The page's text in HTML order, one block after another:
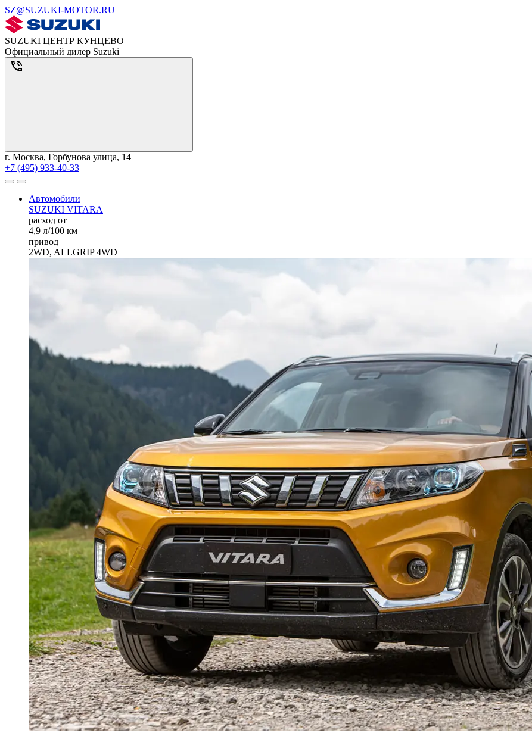
SZ@SUZUKI-MOTOR.RU
SUZUKI ЦЕНТР КУНЦЕВО
Официальный дилер Suzuki
г. Москва, Горбунова улица, 14
+7 (495) 933-40-33
Автомобили
SUZUKI VITARA
расход от
4,9 л/100 км
привод
2WD, ALLGRIP 4WD